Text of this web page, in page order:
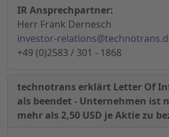
IR Ansprechpartner:
Herr Frank Dernesch
investor-
+49 (0)2583 / 301 - 1868
technotrans erklärt Letter Of
als beendet - Unternehmen ist
mehr als 2,50 USD je Aktie zu